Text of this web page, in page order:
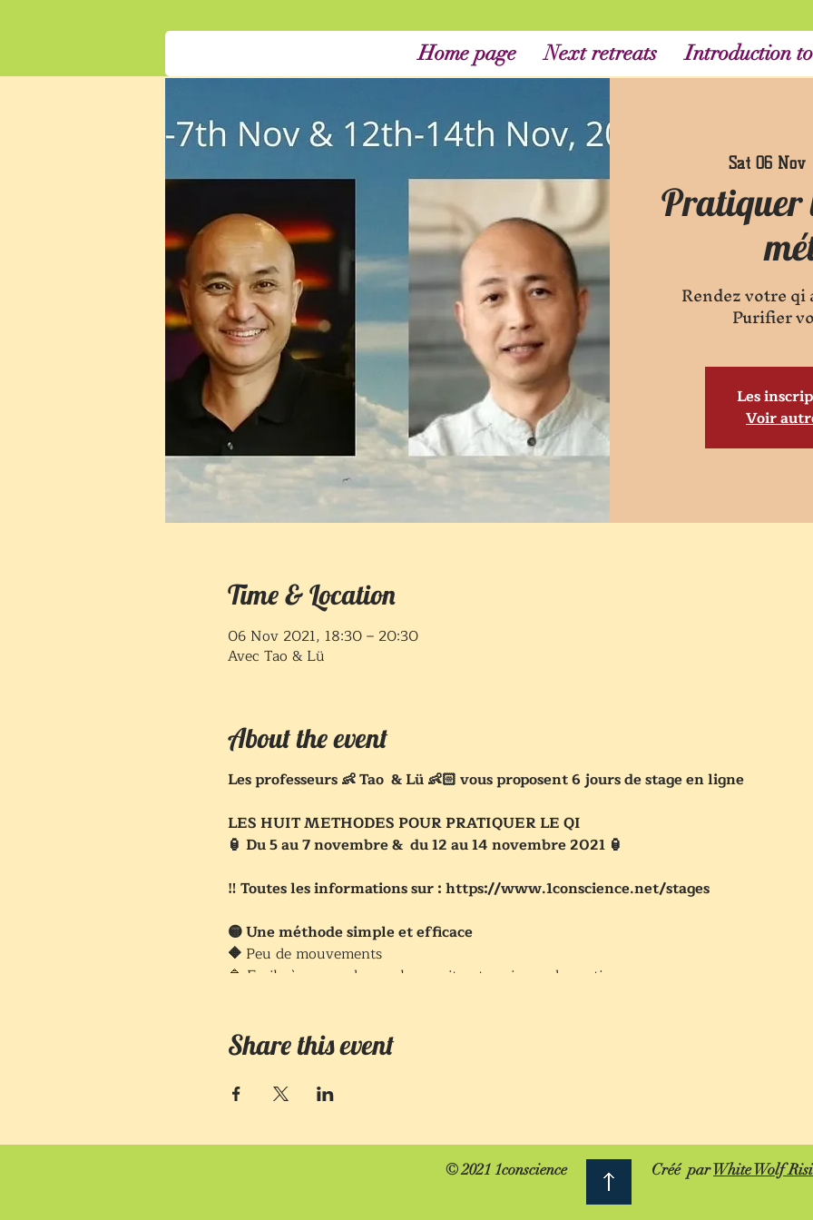
Home page Next retreats Introduction
Sat 06 Nov
Pratiquer
Rendez votre
Purifier
Les
Voir
Time & Location
06 Nov 2021, 18:30 – 20:30
Avec Tao & Lü
About the event
Les professeurs 👶 Tao & Lü 👶🏻 vous proposent 6 jours de stage en ligne
LES HUIT METHODES POUR PRATIQUER LE QI
🏮 Du 5 au 7 novembre & du 12 au 14 novembre 2021 🏮
‼️ Toutes les informations sur : https://www.1conscience.net/stages
🟡 Une méthode simple et efficace
🔶 Peu de mouvements
🔷 Facile à apprendre quelque soit votre niveau de pratique
🟢 Rendez votre qi abondant en peu de temps
🟣 Rendez le qi des organes internes abondants
🟤 Améliorer votre santé physique, émotionnelle et mentale
🌀 Faites pénétrer le qi plus profondément jusqu'au centre de votre être.
Share this event
© 2021 1conscience Créé parWhite Wolf